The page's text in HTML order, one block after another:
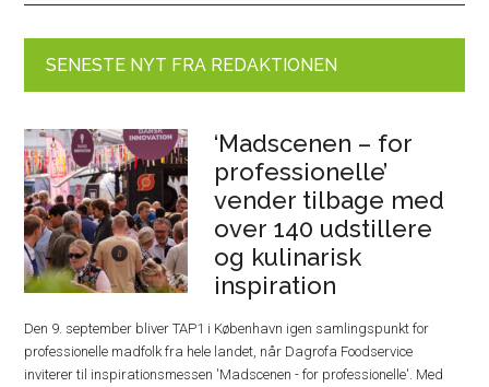
SENESTE NYT FRA REDAKTIONEN
‘Madscenen – for
professionelle’
vender tilbage med
over 140 udstillere
og kulinarisk
inspiration
Den 9. september bliver TAP1 i København igen samlingspunkt for
professionelle madfolk fra hele landet, når Dagrofa Foodservice
inviterer til inspirationsmessen 'Madscenen - for professionelle'. Med